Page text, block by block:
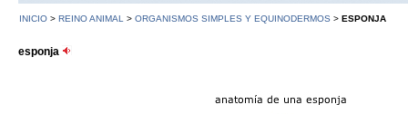
INICIO > REINO ANIMAL > ORGANISMOS SIMPLES Y EQUINODERMOS > ESPONJA
esponja